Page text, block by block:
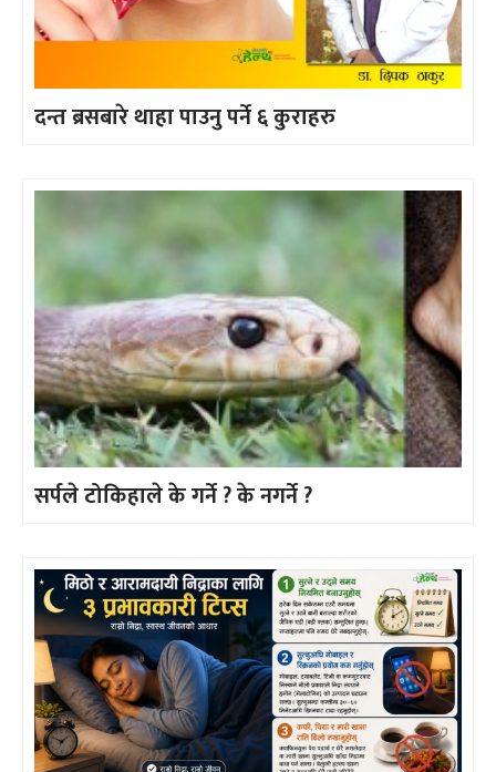
दन्त ब्रसबारे थाहा पाउनु पर्ने ६ कुराहरु
सर्पले टोकिहाले के गर्ने ? के नगर्ने ?